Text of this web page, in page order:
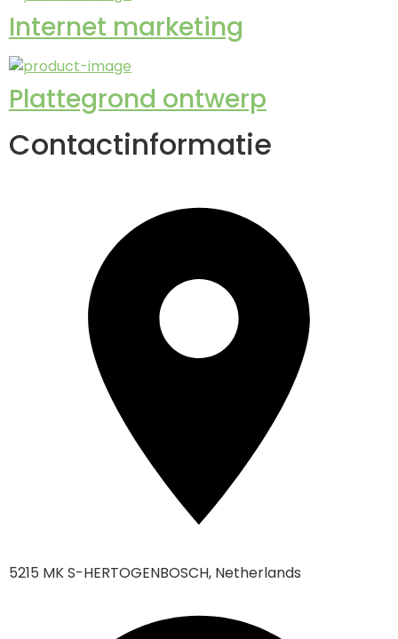
Internet marketing
Plattegrond ontwerp
Contactinformatie
5215 MK S-HERTOGENBOSCH, Netherlands